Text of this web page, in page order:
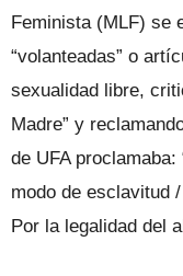
Feminista (MLF) se
“volanteadas” o
sexualidad libre,
Madre” y
de UFA
modo de esclavitud
Por la legalidad del